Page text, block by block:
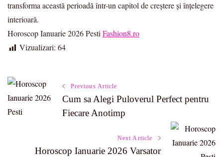
transforma această perioadă într-un capitol de creștere și înțelegere
interioară.
Horoscop Ianuarie 2026 PestiFashion8.ro
Vizualizari: 64
Post
Navigation
Previous Article
Cum sa Alegi Puloverul Perfect pentru
Fiecare Anotimp
Next Article
Horoscop Ianuarie 2026 Varsator